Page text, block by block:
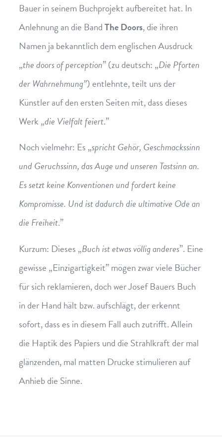
Bauer in seinem Buchprojekt aufbereitet hat. In
Anlehnung an die BandThe Doors, die ihren
Namen ja bekanntlich dem englischen Ausdruck
„the doors of perception” (zu deutsch: „Die Pforten
der Wahrnehmung”) entlehnte, teilt uns der
Künstler auf den ersten Seiten mit, dass dieses
Werk „die Vielfalt feiert.”
Noch vielmehr: Es „spricht Gehör, Geschmackssinn
und Geruchssinn, das Auge und unseren Tastsinn an.
Es setzt keine Konventionen und fordert keine
Kompromisse. Und ist dadurch die ultimative Ode an
die Freiheit.”
Kurzum: Dieses „Buch ist etwas völlig anderes”. Eine
gewisse „Einzigartigkeit” mögen zwar viele Bücher
für sich reklamieren, doch wer Josef Bauers Buch
in der Hand hält bzw. aufschlägt, der erkennt
sofort, dass es in diesem Fall auch zutrifft. Allein
die Haptik des Papiers und die Strahlkraft der mal
glänzenden, mal matten Drucke stimulieren auf
Anhieb die Sinne.